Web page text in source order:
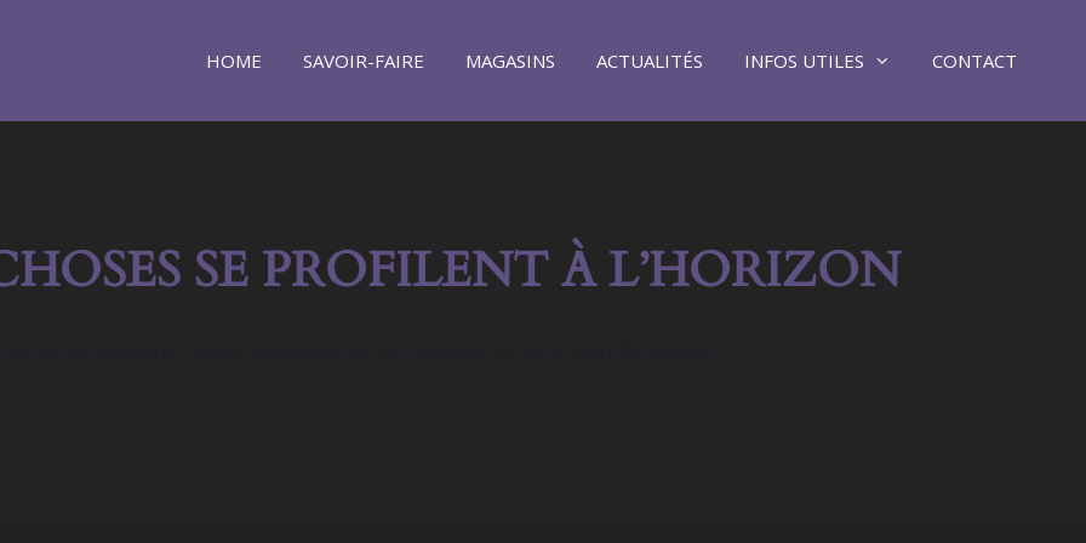
HOME SAVOIR-FAIRE MAGASINS ACTUALITÉS INFOS UTILES CONTACT
SE PROFILENT À L’HORIZON